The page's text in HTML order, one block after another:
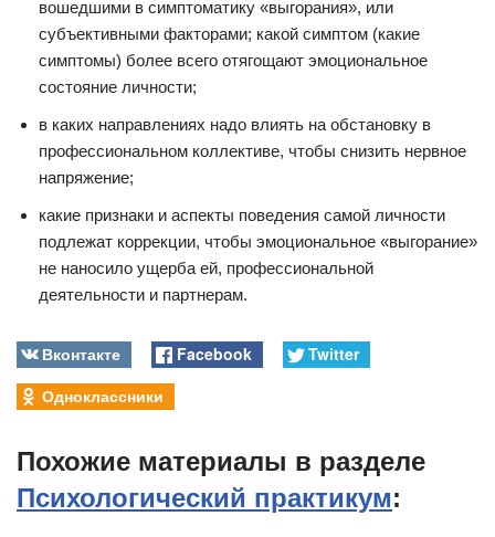
вошедшими в симптоматику «выгорания», или
субъективными факторами; какой симптом (какие
симптомы) более всего отягощают эмоциональное
состояние личности;
в каких направлениях надо влиять на обстановку в
профессиональном коллективе, чтобы снизить нервное
напряжение;
какие признаки и аспекты поведения самой личности
подлежат коррекции, чтобы эмоциональное «выгорание»
не наносило ущерба ей, профессиональной
деятельности и партнерам.
Вконтакте Facebook
Twitter
Одноклассники
Похожие материалы в разделе
Психологический практикум: